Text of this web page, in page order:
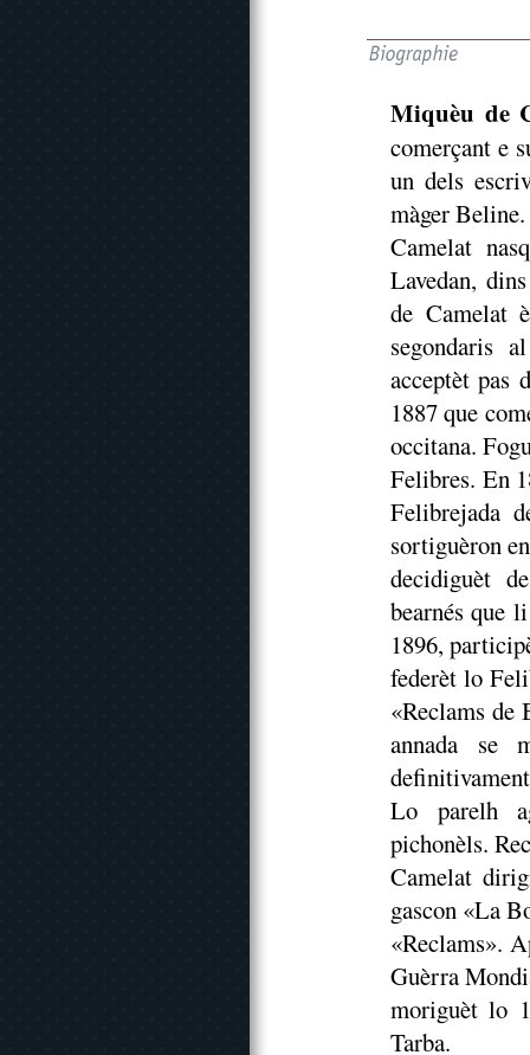
Miquèu de
comerçant e
un dels
màger Beline.
Camelat
Lavedan,
de Camelat
segondaris
acceptèt pas
1887 que
occitana.
Felibres. En
Felibrejada
sortiguèron
decidiguèt
bearnés que
1896,
federèt lo
«Reclams de
annada se
Lo parelh
pichonèls.
Camelat
gascon «La
«Reclams».
Guèrra
moriguèt lo
Tarba.